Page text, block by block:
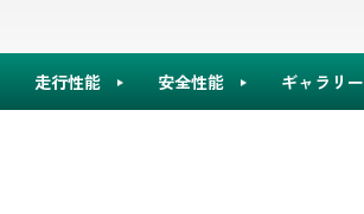
走行性能 安全性能 ギャラリー